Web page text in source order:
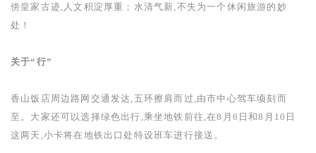
傍皇家古迹,人文积淀厚重；水清气新,不失为一个休闲旅游的妙
处！
关于“行”
香山饭店周边路网交通发达,五环擦肩而过,由市中心驾车顷刻而
至。大家还可以选择绿色出行,乘坐地铁前往,在8 月 6 日和8 月 10 日
这两天,小卡将在地铁出口处特设班车进行接送。